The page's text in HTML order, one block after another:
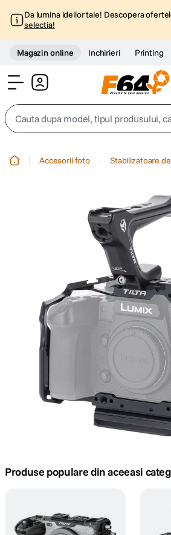
Da lumina ideilor tale! Descopera
selectia!
Magazin online Inchirieri Printing
Cauta dupa model, tipul produsului,
trepied telefon
canon sx740 hs
lavaliera
card memorie
ulanzi
Accesorii foto Stabilizatoare
Produse populare din aceeasi